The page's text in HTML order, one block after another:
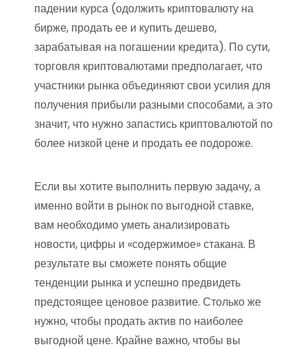
падении курса (одолжить криптовалюту на
бирже, продать ее и купить дешево,
зарабатывая на погашении кредита). По сути,
торговля криптовалютами предполагает, что
участники рынка объединяют свои усилия для
получения прибыли разными способами, а это
значит, что нужно запастись криптовалютой по
более низкой цене и продать ее подороже.
Если вы хотите выполнить первую задачу, а
именно войти в рынок по выгодной ставке,
вам необходимо уметь анализировать
новости, цифры и «содержимое» стакана. В
результате вы сможете понять общие
тенденции рынка и успешно предвидеть
предстоящее ценовое развитие. Столько же
нужно, чтобы продать актив по наиболее
выгодной цене. Крайне важно, чтобы вы